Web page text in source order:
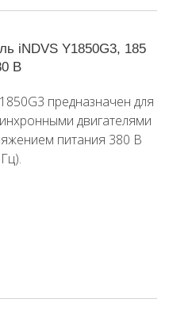
iNDVS Y1850G3, 185
В
предназначен для
двигателями
питания 380 В